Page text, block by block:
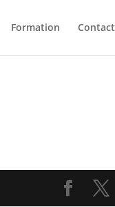
Formation Contact